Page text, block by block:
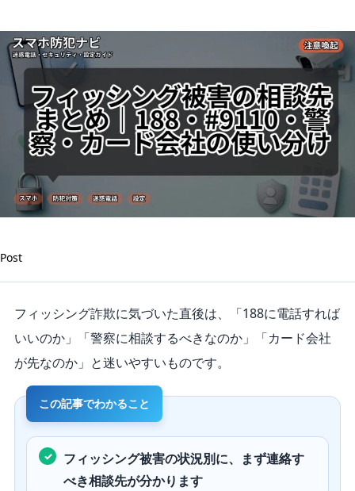
社
の
使
Post
フィッシング詐欺に気づいた直後は、「188に電話すれば
いいのか」「警察に相談するべきなのか」「カード会社
が先なのか」と迷いやすいものです。
フィッシング被害の状況別に、まず連絡す
べき相談先が分かります